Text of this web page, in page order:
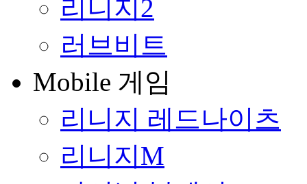
리니지2
러브비트
Mobile 게임
리니지 레드나이츠
리니지M